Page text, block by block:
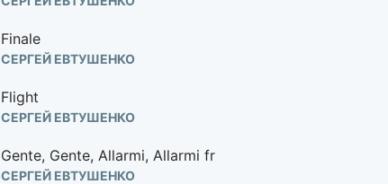
Finale
СЕРГЕЙ ЕВТУШЕНКО
Flight
СЕРГЕЙ ЕВТУШЕНКО
Gente, Gente, Allarmi, Allarmi fr
СЕРГЕЙ ЕВТУШЕНКО